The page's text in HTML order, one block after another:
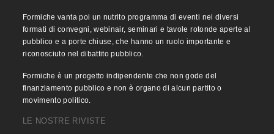
Formiche vanta poi un nutrito programma di eventi nei diversi
formati di convegni, webinair, seminari e tavole rotonde aperte al
pubblico e a porte chiuse, che hanno un ruolo importante e
riconosciuto nel dibattito pubblico.
Formiche è un progetto indipendente che non gode del
finanziamento pubblico e non è organo di alcun partito o
movimento politico.
LE NOSTRE RIVISTE